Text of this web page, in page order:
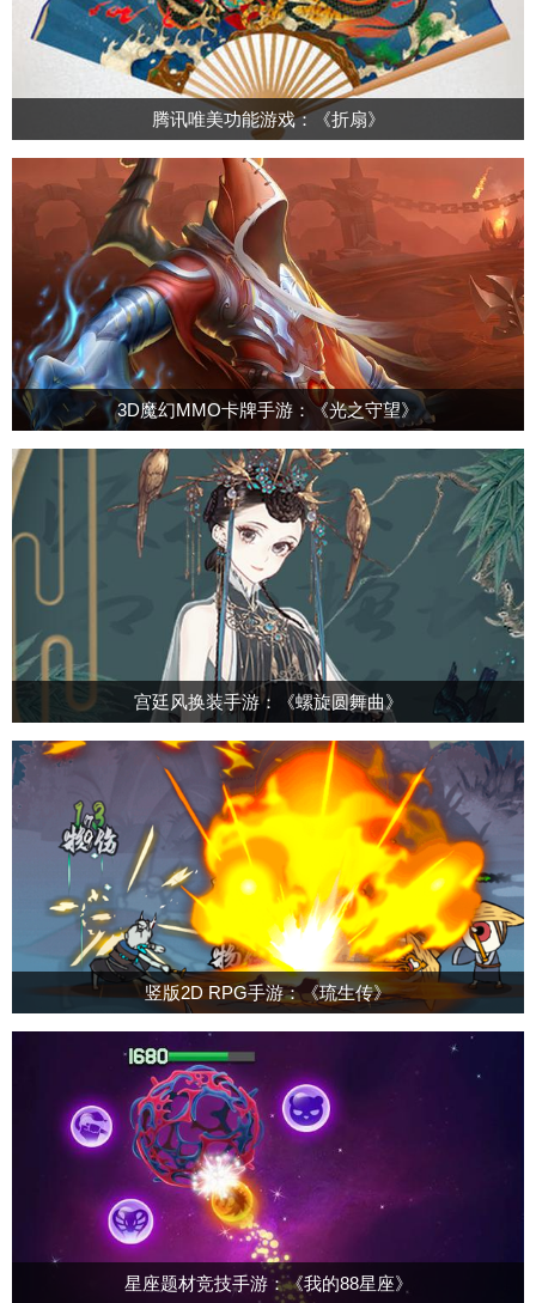
腾讯唯美功能游戏：《折扇》
3D魔幻MMO卡牌手游：《光之守望》
宫廷风换装手游：《螺旋圆舞曲》
竖版2D RPG手游：《琉生传》
星座题材竞技手游：《我的88星座》